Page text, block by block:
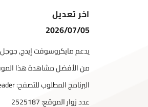
اخر تعديل
2026/07/05
يدعم مايكروسوفت إيدج,
من الأفضل مشاهدة هذا الموقع
البرنامج المطلوب للتصفح: Adobe Reader
عدد زوار الموقع:2525187